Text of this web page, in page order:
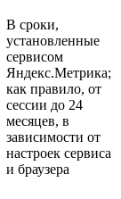
В сроки,
установленные
сервисом
Яндекс.Метрика;
как правило, от
сессии до 24
месяцев, в
зависимости от
настроек сервиса
и браузера